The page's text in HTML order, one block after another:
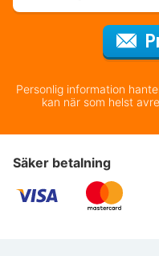
Personlig information
kan när som helst
Säker betalning